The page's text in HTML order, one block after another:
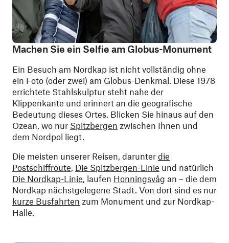
Machen Sie ein Selfie am Globus-Monument
Ein Besuch am Nordkap ist nicht vollständig ohne
ein Foto (oder zwei) am Globus-Denkmal. Diese 1978
errichtete Stahlskulptur steht nahe der
Klippenkante und erinnert an die geografische
Bedeutung dieses Ortes. Blicken Sie hinaus auf den
Ozean, wo nur Spitzbergen zwischen Ihnen und
dem Nordpol liegt.
Die meisten unserer Reisen, darunter die
Postschiffroute, Die Spitzbergen-Linie und natürlich
Die Nordkap-Linie , laufen Honningsvåg an – die dem
Nordkap nächstgelegene Stadt. Von dort sind es nur
kurze Busfahrten zum Monument und zur Nordkap-
Halle.